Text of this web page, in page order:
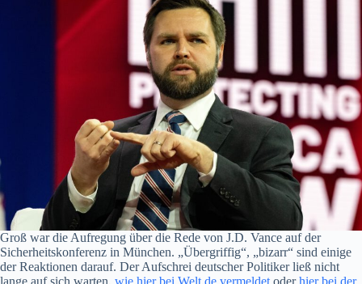
Groß war die Aufregung über die Rede von J.D. Vance auf der
Sicherheitskonferenz in München. „Übergriffig“, „bizarr“ sind einige
der Reaktionen darauf. Der Aufschrei deutscher Politiker ließ nicht
lange auf sich warten, wie hier bei Welt.de vermeldet oderhier bei der